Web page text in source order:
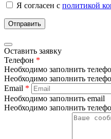
Я согласен с политикой
Отправить
Оставить заявку
Телефон *
Необходимо заполнить
Необходимо заполнить
Email *
Необходимо заполнить email
Необходимо заполнить